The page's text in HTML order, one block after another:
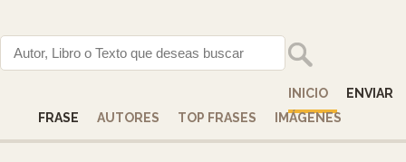
INICIO
ENVIAR
FRASE
AUTORES TOP FRASES IMÁGENES